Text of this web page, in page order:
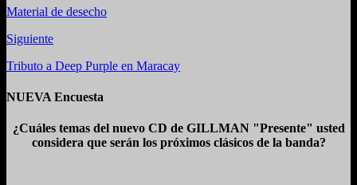
Material de desecho
Siguiente
Tributo a Deep Purple en Maracay
NUEVA Encuesta
¿Cuáles temas del nuevo CD de GILLMAN "Presente" usted
considera que serán los próximos clásicos de la banda?